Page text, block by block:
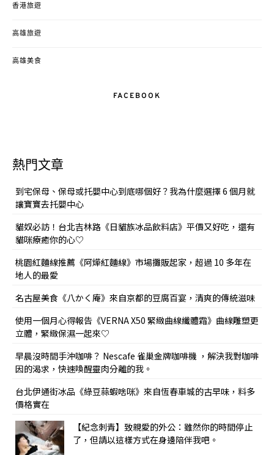
香港旅遊
高雄旅遊
高雄美食
FACEBOOK
熱門文章
到宅保母、保母或托嬰中心到底哪個好？我為什麼選擇 6 個月就
讓寶寶去托嬰中心
貓奴必訪！台北吉林路《日貓族冰品飲料店》平價又好吃，還有
貓咪療癒你的心♡
桃園紅麵線推薦《阿燁紅麵線》市場攤販起家，超過 10 多年在
地人的最愛
名古屋美食《八かく庵》來自京都的豆腐百宴，清爽的傳統滋味
使用一個月心得報告《VERNA X50 緊緻曲線纖體霜》曲線雕塑更
立體，緊緻保濕一起來♡
早晨沒時間手沖咖啡？ Nescafe 雀巢金牌咖啡機 ，解決我對咖啡
因的渴求，快速喚醒靈肉分離的我。
台北伊通街冰品《綠豆蒜蝦啥咪》來自恆春車城的古早味，料多
價格實在
【紀念刺青】致親愛的外公：雖然你的時間停止
了，但請以這樣方式在身邊陪伴我吧。